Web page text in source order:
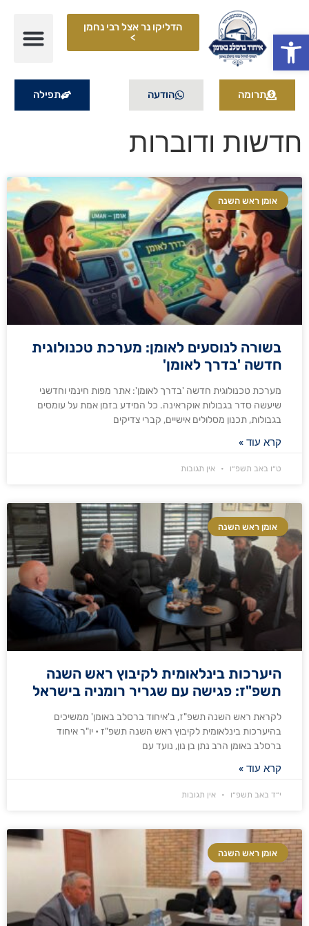
פתח סרגל נגישות
הדליקו נר אצל רבי נחמן
>
תרומה הודעה תפילה
חדשות ודוברות
אומן ראש השנה
בשורה לנוסעים לאומן: מערכת טכנולוגית
חדשה 'בדרך לאומן'
מערכת טכנולוגית חדשה 'בדרך לאומן': אתר מפות חינמי וחדשני
שיעשה סדר בגבולות אוקראינה. כל המידע בזמן אמת על עומסים
בגבולות, תכנון מסלולים אישיים, קברי צדיקים
קרא עוד »
ט״ו באב תשפ״ו אין תגובות
אומן ראש השנה
היערכות בינלאומית לקיבוץ ראש השנה
תשפ"ז: פגישה עם שגריר רומניה בישראל
לקראת ראש השנה תשפ"ז, ב'איחוד ברסלב באומן' ממשיכים
בהיערכות בינלאומית לקיבוץ ראש השנה תשפ"ז • יו"ר איחוד
ברסלב באומן הרב נתן בן נון, נועד עם
קרא עוד »
י״ד באב תשפ״ו אין תגובות
אומן ראש השנה